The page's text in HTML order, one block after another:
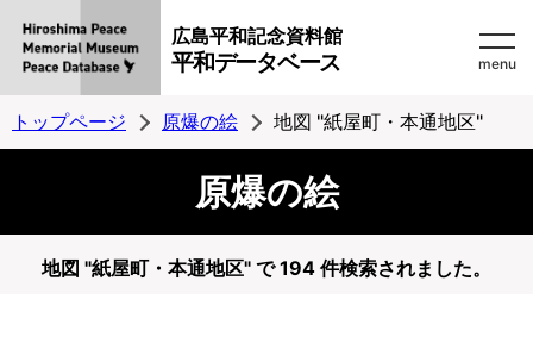
広島平和記念資料館
平和データベース menu
トップページ 原爆の絵 地図 "紙屋町・本通地区"
原爆の絵
地図 "紙屋町・本通地区" で 194 件検索されました。